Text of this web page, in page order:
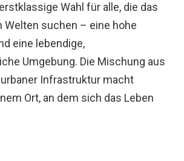
Wahl für alle, die das
Welten suchen – eine hohe
eine lebendige,
Umgebung. Die Mischung aus
Infrastruktur macht
Ort, an dem sich das Leben